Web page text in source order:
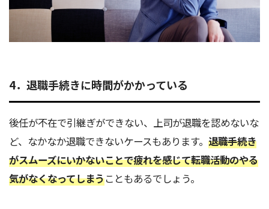
4．退職手続きに時間がかかっている
後任が不在で引継ぎができない、上司が退職を認めないな
ど、なかなか退職できないケースもあります。 退職手続き
がスムーズにいかないことで疲れを感じて転職活動のやる
気がなくなってしまうこともあるでしょう。